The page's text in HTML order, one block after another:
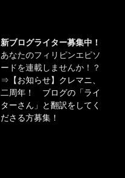
新ブログライター募集中！
あなたのフィリピンエピソ
ードを連載しませんか！？
⇒ 【お知らせ】クレマニ、
二周年！ ブログの「ライ
ターさん」と翻訳をしてく
ださる方募集！